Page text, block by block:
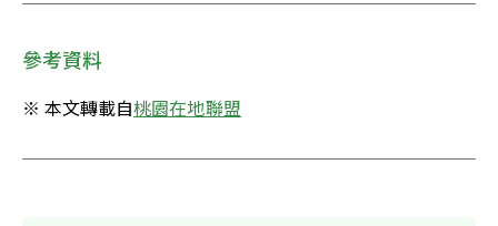
參考資料
※ 本文轉載自桃園在地聯盟